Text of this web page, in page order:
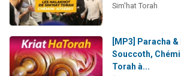
Sim'hat Torah
[MP3] Paracha
Souccoth,
Torah à...